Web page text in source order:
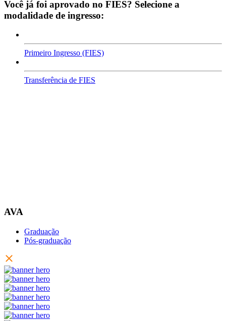
Você já foi aprovado no FIES? Selecione a
modalidade de ingresso:
Primeiro Ingresso (FIES)
Transferência de FIES
AVA
Graduação
Pós-graduação